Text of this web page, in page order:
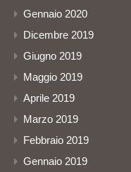
Gennaio 2020
Dicembre 2019
Giugno 2019
Maggio 2019
Aprile 2019
Marzo 2019
Febbraio 2019
Gennaio 2019